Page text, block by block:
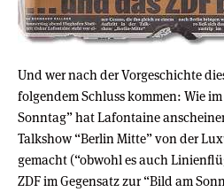
Und wer nach der Vorgeschichte
folgendem Schluss kommen: Wie
Sonntag” hat Lafontaine
Talkshow “Berlin Mitte” von der
gemacht (“obwohl es auch
ZDF im Gegensatz zur “Bild am